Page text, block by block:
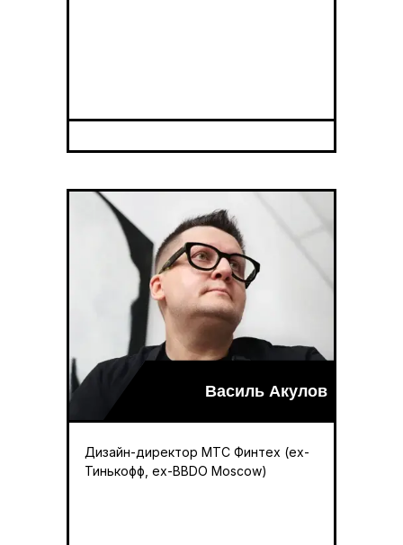
Дизайн-директор МТС Финтех (ex-
Тинькофф, ex-BBDO Moscow)
Василь Акулов